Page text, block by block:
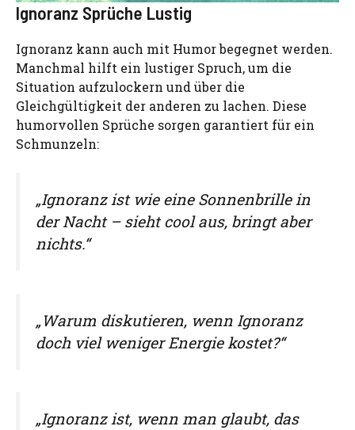
Ignoranz Sprüche Lustig
Ignoranz kann auch mit Humor begegnet werden.
Manchmal hilft ein lustiger Spruch, um die
Situation aufzulockern und über die
Gleichgültigkeit der anderen zu lachen. Diese
humorvollen Sprüche sorgen garantiert für ein
Schmunzeln:
„Ignoranz ist wie eine Sonnenbrille in
der Nacht – sieht cool aus, bringt aber
nichts.“
„Warum diskutieren, wenn Ignoranz
doch viel weniger Energie kostet?“
„Ignoranz ist, wenn man glaubt, das